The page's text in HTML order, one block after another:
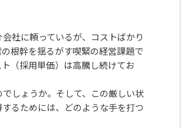
社に頼っているが、コストばかり
根幹を揺るがす喫緊の経営課題で
（採用単価）は高騰し続けてお
しょうか。そして、この厳しい状
るためには、どのような手を打つ